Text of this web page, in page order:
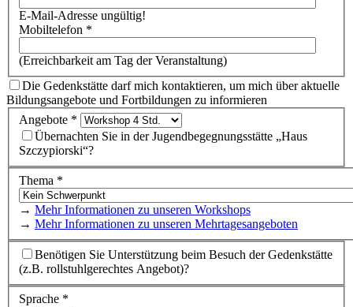
E-Mail-Adresse ungültig!
Mobiltelefon *
(Erreichbarkeit am Tag der Veranstaltung)
Die Gedenkstätte darf mich kontaktieren, um mich über aktuelle
Bildungsangebote und Fortbildungen zu informieren
Angebote *
Übernachten Sie in der Jugendbegegnungsstätte „Haus
Szczypiorski“?
Thema *
→ Mehr Informationen zu unseren Workshops
→ Mehr Informationen zu unseren Mehrtagesangeboten
Benötigen Sie Unterstützung beim Besuch der Gedenkstätte
(z.B. rollstuhlgerechtes Angebot)?
Sprache *